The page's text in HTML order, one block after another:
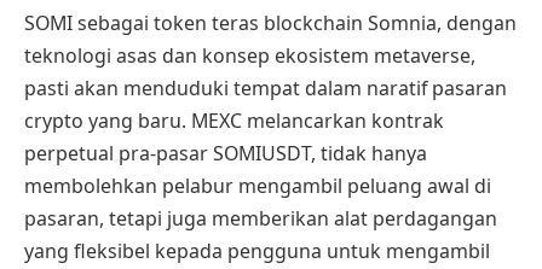
SOMI sebagai token teras blockchain Somnia, dengan
teknologi asas dan konsep ekosistem metaverse,
pasti akan menduduki tempat dalam naratif pasaran
crypto yang baru. MEXC melancarkan kontrak
perpetual pra-pasar SOMIUSDT, tidak hanya
membolehkan pelabur mengambil peluang awal di
pasaran, tetapi juga memberikan alat perdagangan
yang fleksibel kepada pengguna untuk mengambil